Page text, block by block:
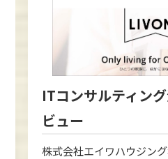
ITコンサルティン
ビュー
株式会社エイワハウジン